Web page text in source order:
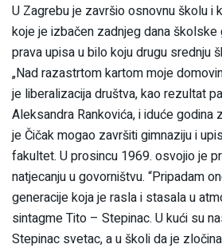
U Zagrebu je završio osnovnu školu i
koje je izbačen zadnjeg dana
prava upisa u bilo koju drugu srednju
„Nad razastrtom kartom moje
je liberalizacija društva, kao rezultat
Aleksandra Rankovića, i iduće godina
je Čičak mogao završiti gimnaziju i
fakultet. U prosincu 1969. osvojio je
natjecanju u govorništvu. “Pripadam
generacije koja je rasla i stasala u
sintagme Tito – Stepinac. U kući su
Stepinac svetac, a u školi da je